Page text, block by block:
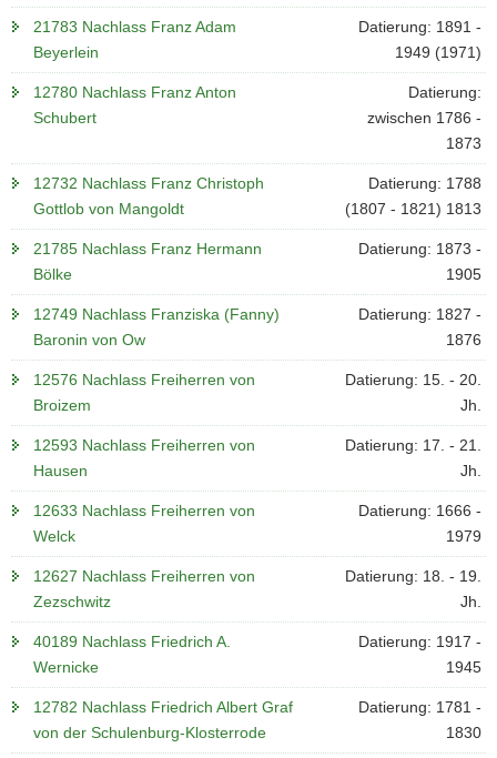
21783 Nachlass Franz Adam
Beyerlein
Datierung: 1891 -
1949 (1971)
12780 Nachlass Franz Anton
Schubert
Datierung:
zwischen 1786 -
1873
12732 Nachlass Franz Christoph
Gottlob von Mangoldt
Datierung: 1788
(1807 - 1821) 1813
21785 Nachlass Franz Hermann
Bölke
Datierung: 1873 -
1905
12749 Nachlass Franziska (Fanny)
Baronin von Ow
Datierung: 1827 -
1876
12576 Nachlass Freiherren von
Broizem
Datierung: 15. - 20.
Jh.
12593 Nachlass Freiherren von
Hausen
Datierung: 17. - 21.
Jh.
12633 Nachlass Freiherren von
Welck
Datierung: 1666 -
1979
12627 Nachlass Freiherren von
Zezschwitz
Datierung: 18. - 19.
Jh.
40189 Nachlass Friedrich A.
Wernicke
Datierung: 1917 -
1945
12782 Nachlass Friedrich Albert Graf
von der Schulenburg-Klosterrode
Datierung: 1781 -
1830